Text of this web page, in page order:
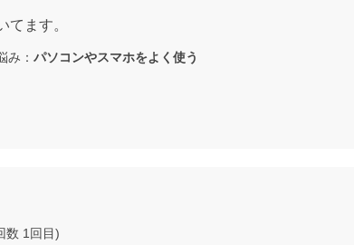
てます。
： パソコンやスマホをよく使う
数 1回目)